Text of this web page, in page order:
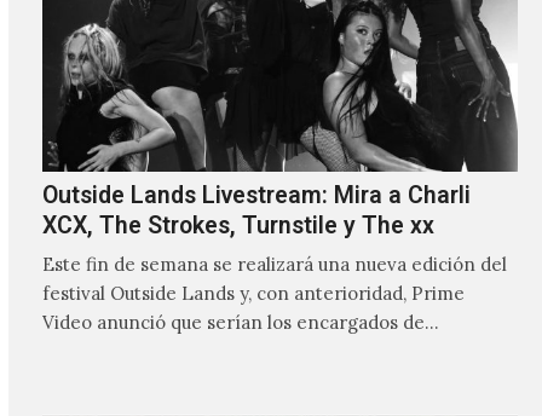
Outside Lands Livestream: Mira a Charli
XCX, The Strokes, Turnstile y The xx
Este fin de semana se realizará una nueva edición del
festival Outside Lands y, con anterioridad, Prime
Video anunció que serían los encargados de